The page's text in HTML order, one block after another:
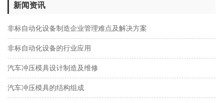
新闻资讯
非标自动化设备制造企业管理难点及解决方案
非标自动化设备的行业应用
汽车冲压模具设计制造及维修
汽车冲压模具的结构组成